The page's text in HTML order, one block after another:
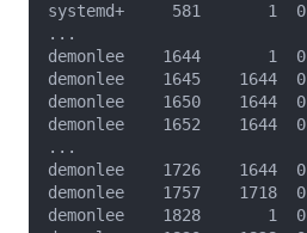
systemd+     581       1  0
...
demonlee    1644       1
demonlee    1645    1644
demonlee    1650    1644
demonlee    1652    1644
...
demonlee    1726    1644
demonlee    1757    1718
demonlee    1828       1